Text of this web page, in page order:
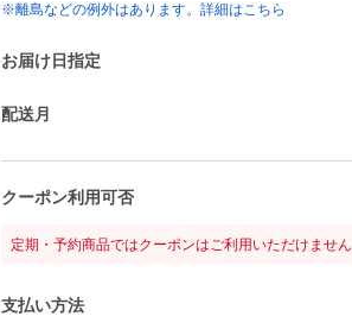
※離島などの例外はあります。詳細はこちら
お届け日指定
配送月
クーポン利用可否
定期・予約商品ではクーポンはご利用いただけません
支払い方法